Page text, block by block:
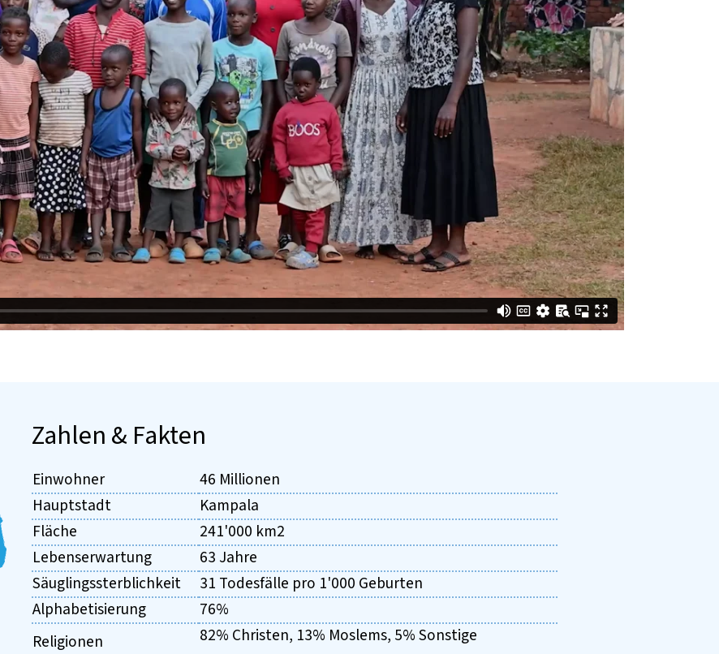
Zahlen & Fakten
Einwohner
46 Millionen
Hauptstadt
Kampala
Fläche
241'000 km2
Lebenserwartung
63 Jahre
Säuglingssterblichkeit
31 Todesfälle pro 1'000 Geburten
Alphabetisierung
76%
Religionen
82% Christen, 13% Moslems, 5% Sonstige